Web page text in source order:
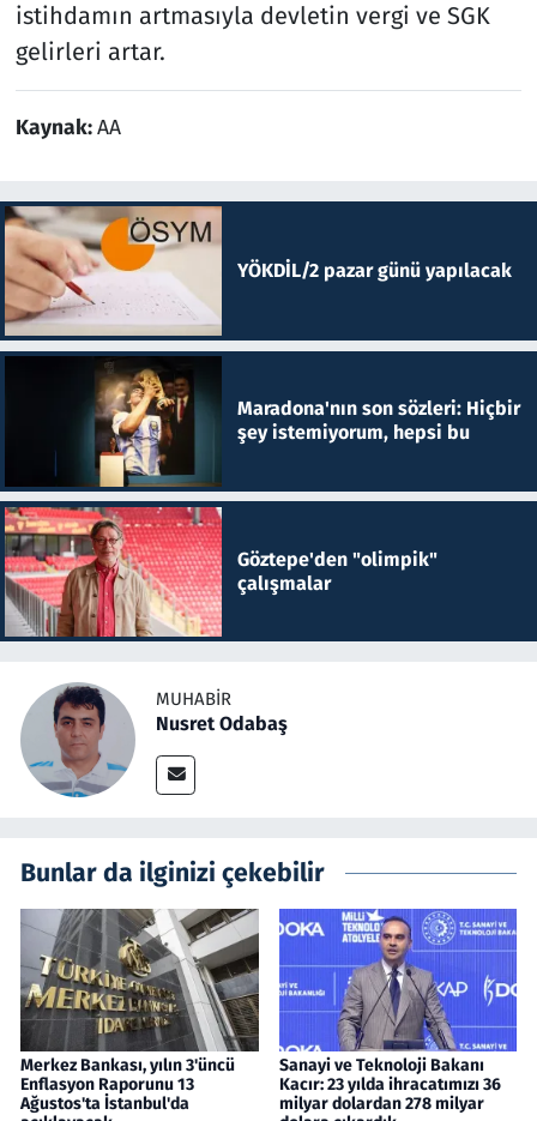
istihdamın artmasıyla devletin vergi ve SGK
gelirleri artar.
Kaynak:AA
YÖKDİL/2 pazar günü yapılacak
Maradona'nın son sözleri: Hiçbir
şey istemiyorum, hepsi bu
Göztepe'den "olimpik"
çalışmalar
MUHABIR
Nusret Odabaş
Bunlar da ilginizi çekebilir
Merkez Bankası, yılın 3'üncü
Enflasyon Raporunu 13
Ağustos'ta İstanbul'da
Sanayi ve Teknoloji Bakanı
Kacır: 23 yılda ihracatımızı 36
milyar dolardan 278 milyar